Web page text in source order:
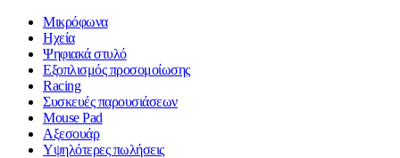
Μικρόφωνα
Ηχεία
Ψηφιακά στυλό
Εξοπλισμός προσομοίωσης
Racing
Συσκευές παρουσιάσεων
Mouse Pad
Αξεσουάρ
Υψηλότερες πωλήσεις